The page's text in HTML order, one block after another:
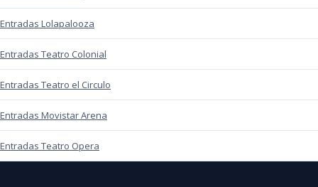
Entradas Lolapalooza
Entradas Teatro Colonial
Entradas Teatro el Circulo
Entradas Movistar Arena
Entradas Teatro Opera